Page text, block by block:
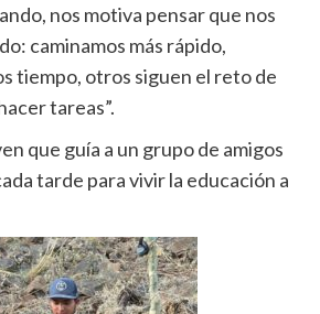
nos motiva pensar que nos
caminamos más rápido,
tiempo, otros siguen el reto de
tareas”.
que guía a un grupo de amigos
tarde para vivir la educación a